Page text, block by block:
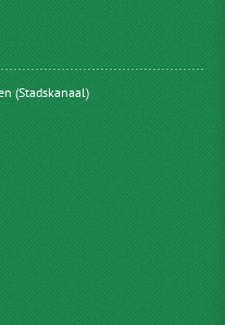
(Stadskanaal)